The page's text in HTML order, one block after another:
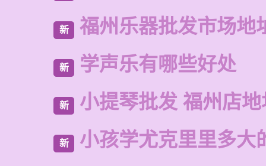
新 福州乐器批发市场地
新 学声乐有哪些好处
新 小提琴批发 福州店
新 小孩学尤克里里多大